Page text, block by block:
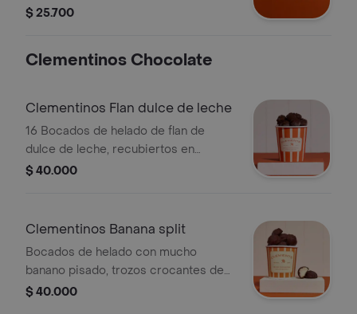
crema, dos sabores que se
$ 25.700
Clementinos Chocolate
Clementinos Flan dulce de leche
16 Bocados de helado de flan de
dulce de leche, recubiertos en
chocolate al 68 porciento cacao y
$ 40.000
Clementinos Banana split
Bocados de helado con mucho
banano pisado, trozos crocantes de
chocolate amargo y vetas de dulce de
$ 40.000